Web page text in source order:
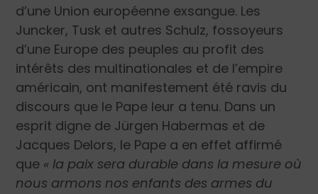
d’une Union européenne exsangue. Les
Juncker, Tusk et autres Schulz, fossoyeurs
d’une Europe des peuples au profit des
intérêts des multinationales et de l’empire
américain, ont manifestement été ravis du
discours que le Pape leur a tenu. Dans un
esprit digne de Jürgen Habermas et de
Jacques Delors, le Pape a en effet affirmé
que « la paix sera durable dans la mesure où
nous armons nos enfants des armes du